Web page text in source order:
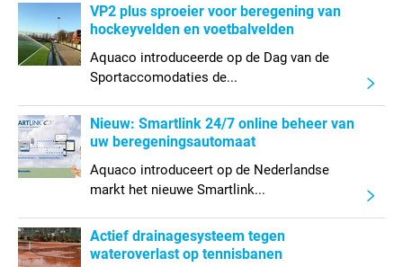
VP2 plus sproeier voor beregening van
hockeyvelden en voetbalvelden
Aquaco introduceerde op de Dag van de
Sportaccomodaties de...
Nieuw: Smartlink 24/7 online beheer van
uw beregeningsautomaat
Aquaco introduceert op de Nederlandse
markt het nieuwe Smartlink...
Actief drainagesysteem tegen
wateroverlast op tennisbanen